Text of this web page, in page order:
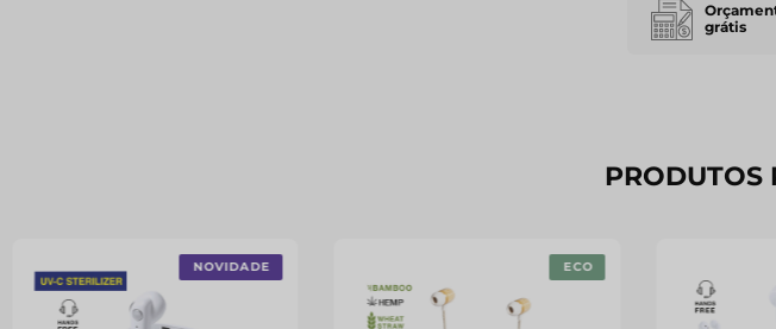
grátis
PRODUTOS
NOVIDADE ECO